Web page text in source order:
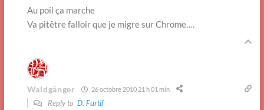
Au poil ça marche
Va pitêtre falloir que je migre sur Chrome….
Waldgänger 26 octobre 2010 21 h 01 min
Reply to D. Furtif